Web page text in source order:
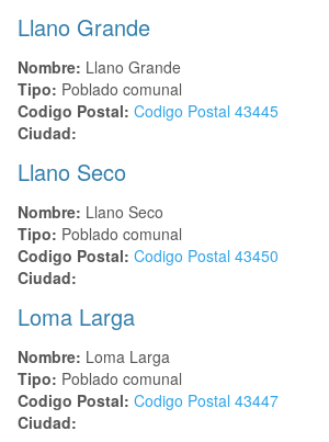
Llano Grande
Nombre: Llano Grande
Tipo: Poblado comunal
Codigo Postal: Codigo Postal 43445
Ciudad:
Llano Seco
Nombre: Llano Seco
Tipo: Poblado comunal
Codigo Postal: Codigo Postal 43450
Ciudad:
Loma Larga
Nombre: Loma Larga
Tipo: Poblado comunal
Codigo Postal: Codigo Postal 43447
Ciudad: